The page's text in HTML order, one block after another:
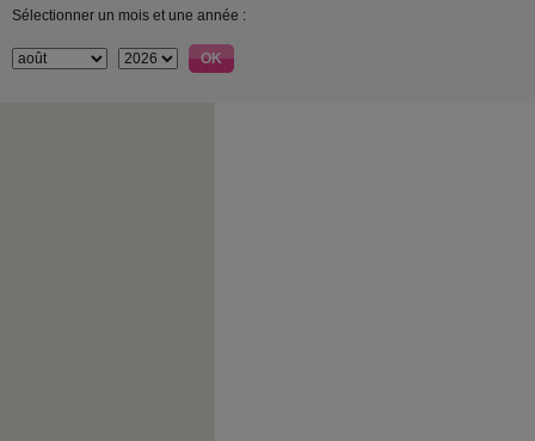
Sélectionner un mois et une année :